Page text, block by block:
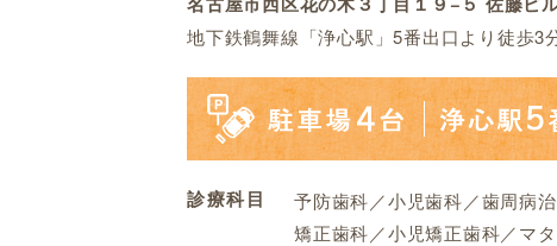
地下鉄鶴舞線「浄心駅」5番出口より徒歩3
診療科目
予防歯科／小児歯科／歯周病
矯正歯科／小児矯正歯科／マ